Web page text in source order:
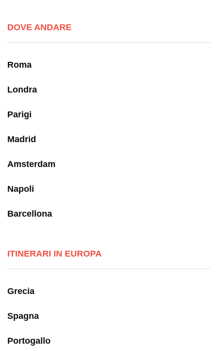
DOVE ANDARE
Roma
Londra
Parigi
Madrid
Amsterdam
Napoli
Barcellona
ITINERARI IN EUROPA
Grecia
Spagna
Portogallo